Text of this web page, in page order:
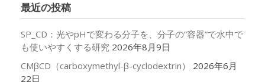
ブ
最近の投稿
SP_CD：光やpHで変わる分子を、分子の“容器”で水中で
も使いやすくする研究 2026年8月9日
CMβCD（carboxymethyl-β-cyclodextrin）
2026年6月
22日